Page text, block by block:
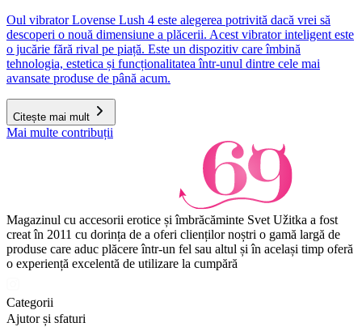
Oul vibrator Lovense Lush 4 este alegerea potrivită dacă vrei să
descoperi o nouă dimensiune a plăcerii. Acest vibrator inteligent este
o jucărie fără rival pe piață. Este un dispozitiv care îmbină
tehnologia, estetica și funcționalitatea într-unul dintre cele mai
avansate produse de până acum.
Citește mai mult
Mai multe contribuții
Magazinul cu accesorii erotice și îmbrăcăminte Svet Užitka a fost
creat în 2011 cu dorința de a oferi clienților noștri o gamă largă de
produse care aduc plăcere într-un fel sau altul și în același timp oferă
o experiență excelentă de utilizare la cumpără
Categorii
Ajutor și sfaturi